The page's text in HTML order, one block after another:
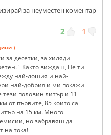
за неуместен коментар
2 1
)
за десетки, за хиляди
" Както виждаш, Не ти
най-лошия и най-
най-добрия и ми покажи
половин литър и 11
от първите, 85 които са
на 15 км. Много
но забравяш да
на тока!